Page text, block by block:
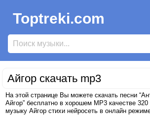
Toptreki.com
Айгор скачать mp3
На этой странице Вы можете скачать песни
Айгор” бесплатно в хорошем MP3 качестве
музыку Айгор стихи нейросеть в онлайн